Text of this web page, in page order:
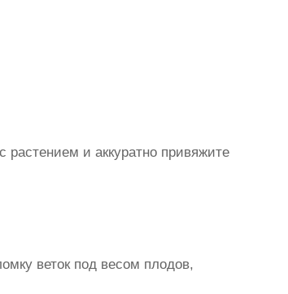
растением и аккуратно привяжите
веток под весом плодов,